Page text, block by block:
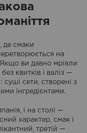
де смаки
на
ви давно мріяли
квитків і валіз —
сети, створені з
інгредієнтами.
і на столі —
характер, смак і
третій —